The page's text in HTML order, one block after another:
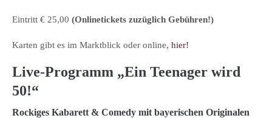
Eintritt € 25,00 (Onlinetickets zuzüglich Gebühren!)
Karten gibt es im Marktblick oder online, hier!
Live-Programm „Ein Teenager wird
50!“
Rockiges Kabarett & Comedy mit bayerischen Originalen